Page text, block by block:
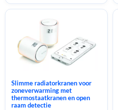
Slimme radiatorkranen voor
zoneverwarming met
thermostaatkranen en open
raam detectie